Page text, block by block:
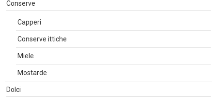
Conserve
Capperi
Conserve ittiche
Miele
Mostarde
Dolci